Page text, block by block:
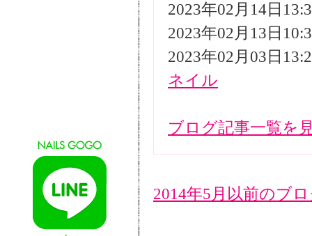
2023年02月14日
2023年02月13日
2023年02月03日
ネイル
ブログ記事一覧を
2014年5月以前のブ